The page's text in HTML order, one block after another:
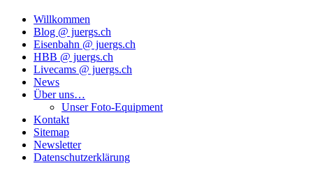
Willkommen
Blog @ juergs.ch
Eisenbahn @ juergs.ch
HBB @ juergs.ch
Livecams @ juergs.ch
News
Über uns…
Unser Foto-Equipment
Kontakt
Sitemap
Newsletter
Datenschutzerklärung